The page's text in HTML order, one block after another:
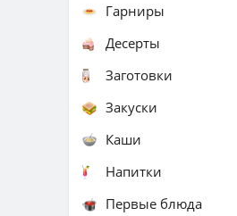
Гарниры
Десерты
Заготовки
Закуски
Каши
Напитки
Первые блюда